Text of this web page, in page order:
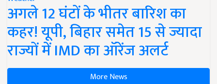
अगले 12 घंटों के भीतर बारिश का
कहर! यूपी, बिहार समेत 15 से ज्यादा
राज्यों में IMD का ऑरेंज अलर्ट
More News